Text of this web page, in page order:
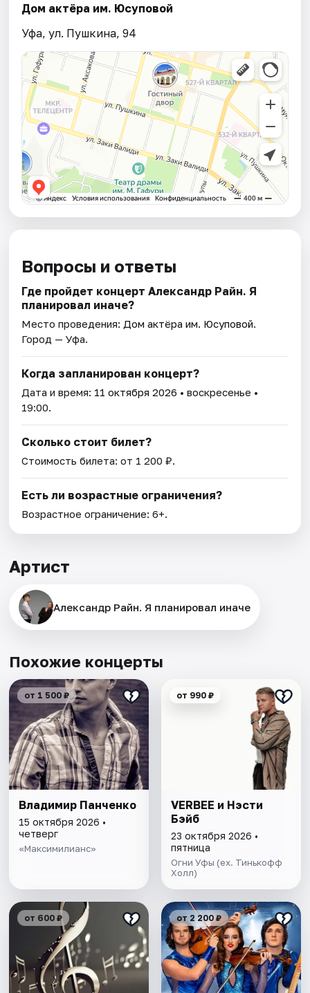
Дом актёра им. Юсуповой
Уфа, ул. Пушкина, 94
Вопросы и ответы
Где пройдет концерт Александр Райн. Я
планировал иначе?
Место проведения: Дом актёра им. Юсуповой.
Город — Уфа.
Когда запланирован концерт?
Дата и время: 11 октября 2026 • воскресенье •
19:00.
Сколько стоит билет?
Стоимость билета: от 1 200 ₽.
Есть ли возрастные ограничения?
Возрастное ограничение: 6+.
Артист
Александр Райн. Я планировал иначе
Похожие концерты
от 1 500 ₽
Владимир Панченко
15 октября 2026 •
четверг
«Максимилианс»
от 990 ₽
VERBEE и Нэсти
Бэйб
23 октября 2026 •
пятница
Огни Уфы (ex. Тинькофф
Холл)
от 600 ₽ от 2 200 ₽